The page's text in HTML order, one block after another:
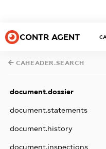
CONTR AGENT
CAHEADER.SEARCH
document.dossier
document.statements
document.history
document.inspections